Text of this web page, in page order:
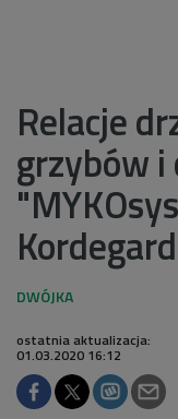
Relacje
grzybów i
ostatnia aktualizacja:
01.03.2020 16:12